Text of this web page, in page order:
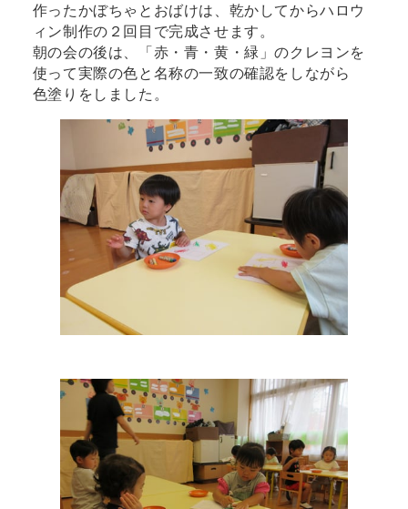
作ったかぼちゃとおばけは、乾かしてからハロウ
ィン制作の２回目で完成させます。
朝の会の後は、「赤・青・黄・緑」のクレヨンを
使って実際の色と名称の一致の確認をしながら
色塗りをしました。